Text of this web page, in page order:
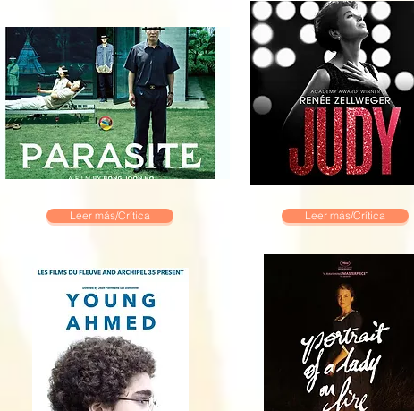
Leer más/Crítica Leer más/Crítica